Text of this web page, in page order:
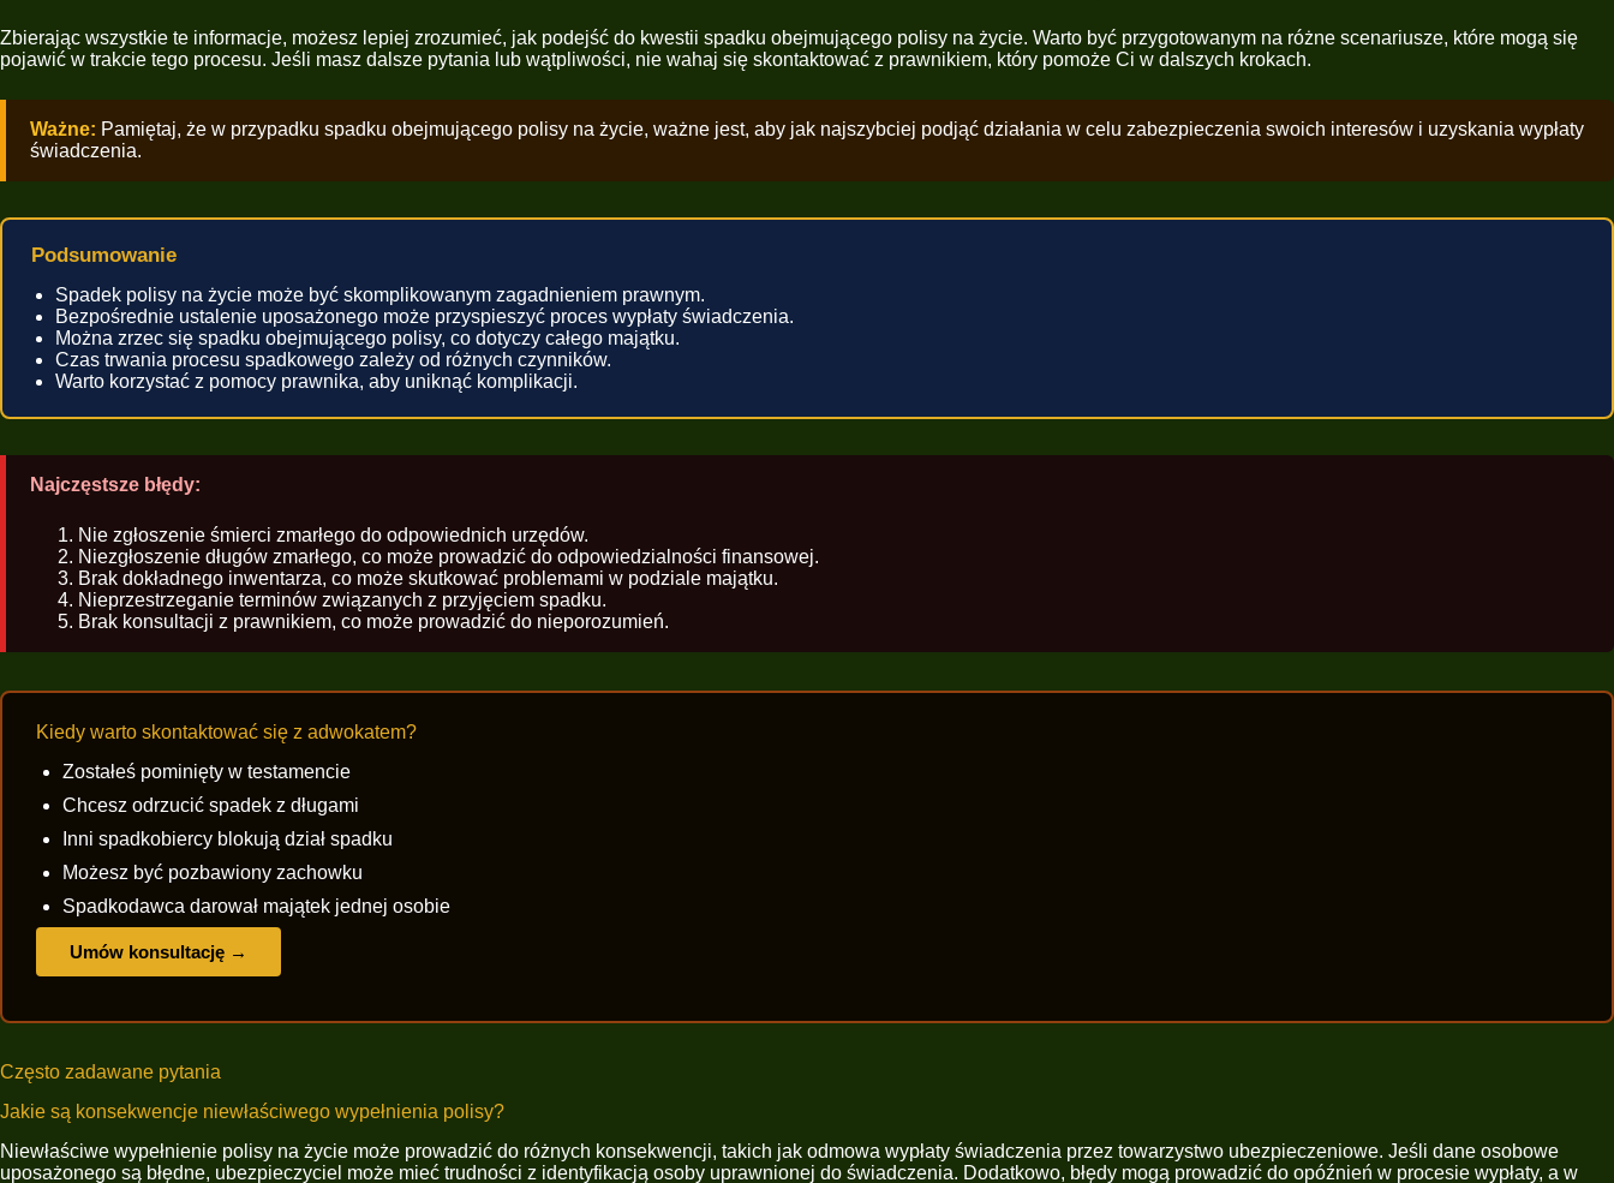
Zbierając wszystkie te informacje, możesz lepiej zrozumieć, jak podejść do kwestii spadku obejmującego polisy na życie. Warto być przygotowanym na różne scenariusze, które mogą się
pojawić w trakcie tego procesu. Jeśli masz dalsze pytania lub wątpliwości, nie wahaj się skontaktować z prawnikiem, który pomoże Ci w dalszych krokach.
Ważne: Pamiętaj, że w przypadku spadku obejmującego polisy na życie, ważne jest, aby jak najszybciej podjąć działania w celu zabezpieczenia swoich interesów i uzyskania wypłaty
świadczenia.
Podsumowanie
Spadek polisy na życie może być skomplikowanym zagadnieniem prawnym.
Bezpośrednie ustalenie uposażonego może przyspieszyć proces wypłaty świadczenia.
Można zrzec się spadku obejmującego polisy, co dotyczy całego majątku.
Czas trwania procesu spadkowego zależy od różnych czynników.
Warto korzystać z pomocy prawnika, aby uniknąć komplikacji.
Najczęstsze błędy:
Nie zgłoszenie śmierci zmarłego do odpowiednich urzędów.
Niezgłoszenie długów zmarłego, co może prowadzić do odpowiedzialności finansowej.
Brak dokładnego inwentarza, co może skutkować problemami w podziale majątku.
Nieprzestrzeganie terminów związanych z przyjęciem spadku.
Brak konsultacji z prawnikiem, co może prowadzić do nieporozumień.
Kiedy warto skontaktować się z adwokatem?
Zostałeś pominięty w testamencie
Chcesz odrzucić spadek z długami
Inni spadkobiercy blokują dział spadku
Możesz być pozbawiony zachowku
Spadkodawca darował majątek jednej osobie
Umów konsultację →
Często zadawane pytania
Jakie są konsekwencje niewłaściwego wypełnienia polisy?
Niewłaściwe wypełnienie polisy na życie może prowadzić do różnych konsekwencji, takich jak odmowa wypłaty świadczenia przez towarzystwo ubezpieczeniowe. Jeśli dane osobowe
uposażonego są błędne, ubezpieczyciel może mieć trudności z identyfikacją osoby uprawnionej do świadczenia. Dodatkowo, błędy mogą prowadzić do opóźnień w procesie wypłaty, a w